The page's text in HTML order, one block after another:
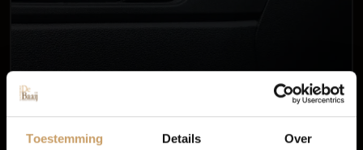
Toestemming Details Over
Infotainment
Occasions
Autolease